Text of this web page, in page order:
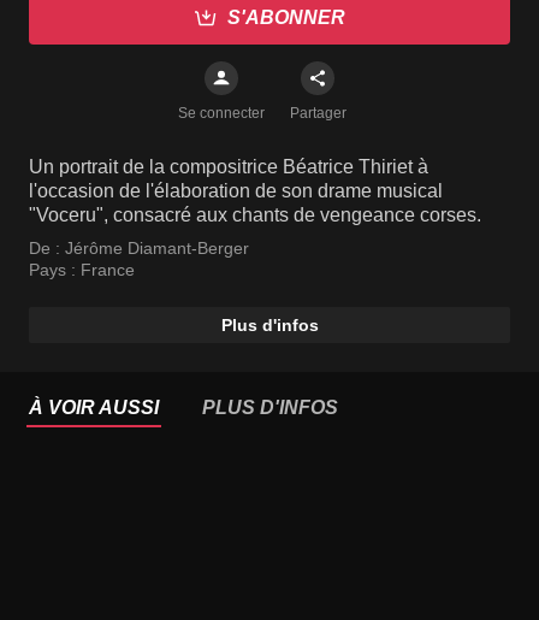
S'ABONNER
Se connecter Partager
Un portrait de la compositrice Béatrice Thiriet à
l'occasion de l'élaboration de son drame musical
"Voceru", consacré aux chants de vengeance corses.
De : Jérôme Diamant-Berger
Pays : France
Plus d'infos
À VOIR AUSSI PLUS D'INFOS